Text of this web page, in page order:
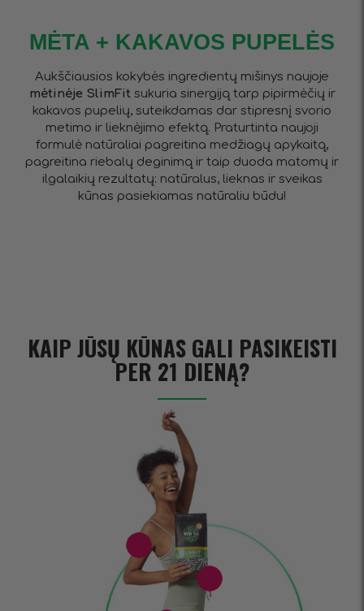
MĖTA + KAKAVOS PUPELĖS
Aukščiausios kokybės ingredientų mišinys naujoje
mėtinėje SlimFitsukuria sinergiją tarp pipirmėčių ir
kakavos pupelių, suteikdamas dar stipresnį svorio
metimo ir lieknėjimo efektą. Praturtinta naujoji
formulė natūraliai pagreitina medžiagų apykaitą,
pagreitina riebalų deginimą ir taip duoda matomų ir
ilgalaikių rezultatų: natūralus, lieknas ir sveikas
kūnas pasiekiamas natūraliu būdu!
KAIP JŪSŲ KŪNAS GALI PASIKEISTI
PER 21 DIENĄ?